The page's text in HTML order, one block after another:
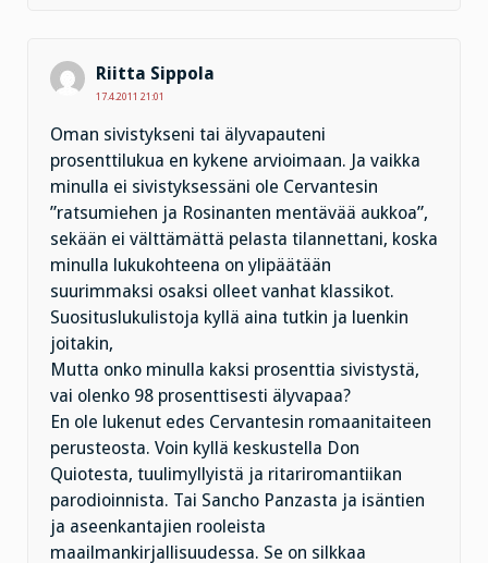
Riitta Sippola
17.4.2011 21:01
Oman sivistykseni tai älyvapauteni
prosenttilukua en kykene arvioimaan. Ja vaikka
minulla ei sivistyksessäni ole Cervantesin
”ratsumiehen ja Rosinanten mentävää aukkoa”,
sekään ei välttämättä pelasta tilannettani, koska
minulla lukukohteena on ylipäätään
suurimmaksi osaksi olleet vanhat klassikot.
Suosituslukulistoja kyllä aina tutkin ja luenkin
joitakin,
Mutta onko minulla kaksi prosenttia sivistystä,
vai olenko 98 prosenttisesti älyvapaa?
En ole lukenut edes Cervantesin romaanitaiteen
perusteosta. Voin kyllä keskustella Don
Quiotesta, tuulimyllyistä ja ritariromantiikan
parodioinnista. Tai Sancho Panzasta ja isäntien
ja aseenkantajien rooleista
maailmankirjallisuudessa. Se on silkkaa